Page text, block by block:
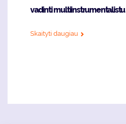
vadinti multiinstrumentalistu
Skaityti daugiau